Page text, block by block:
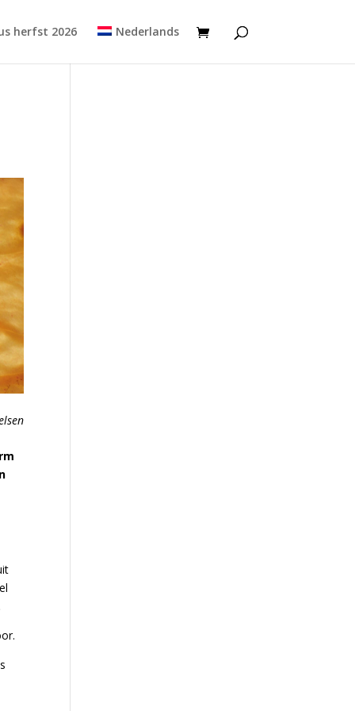
herfst 2026 Nederlands